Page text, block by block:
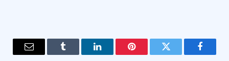
فيسبوك تويتر بينتيريستلينكدإن Tumblr
البريد